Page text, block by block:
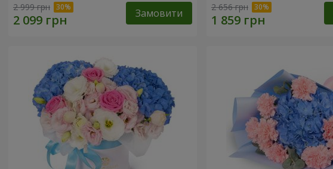
2 999 грн Замовити 2 656 грн